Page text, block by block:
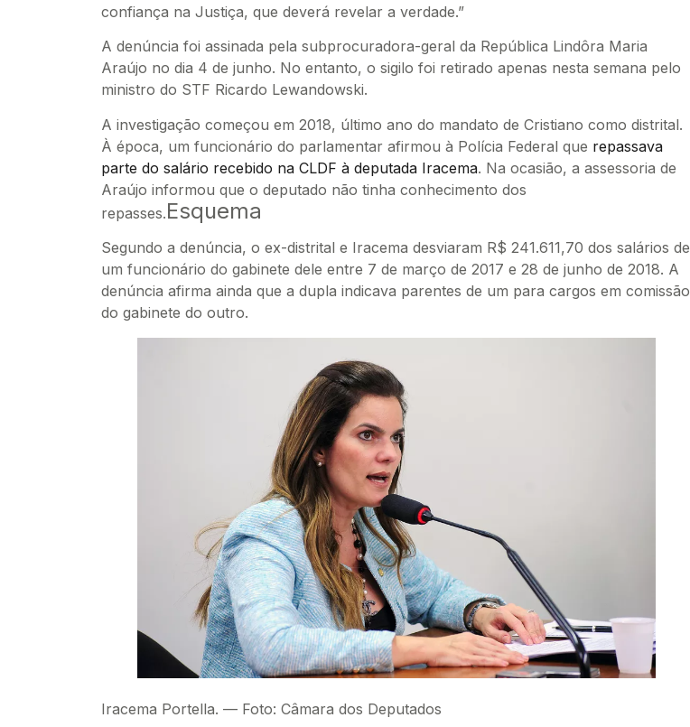
confiança na Justiça, que deverá revelar a verdade.”
A denúncia foi assinada pela subprocuradora-geral da República Lindôra Maria
Araújo no dia 4 de junho. No entanto, o sigilo foi retirado apenas nesta semana pelo
ministro do STF Ricardo Lewandowski.
A investigação começou em 2018, último ano do mandato de Cristiano como distrital.
À época, um funcionário do parlamentar afirmou à Polícia Federal que repassava
parte do salário recebido na CLDF à deputada Iracema. Na ocasião, a assessoria de
Araújo informou que o deputado não tinha conhecimento dos
repasses.Esquema
Segundo a denúncia, o ex-distrital e Iracema desviaram R$ 241.611,70 dos salários de
um funcionário do gabinete dele entre 7 de março de 2017 e 28 de junho de 2018. A
denúncia afirma ainda que a dupla indicava parentes de um para cargos em comissão
do gabinete do outro.
Iracema Portella. — Foto: Câmara dos Deputados